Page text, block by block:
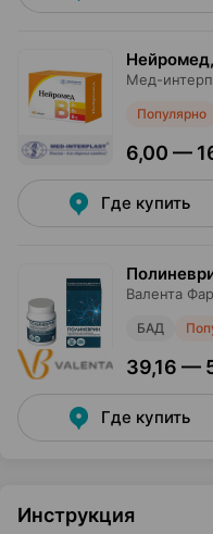
Мед-
Популярно
6,00 —
Где купить
Валента
БАД
39,16 —
Где купить
Инструкция